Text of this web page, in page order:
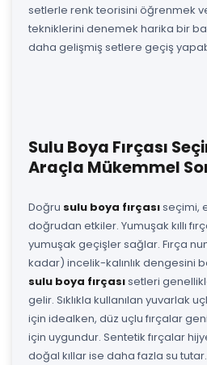
setlerle renk teorisini öğrenmek
tekniklerini denemek harika bir
daha gelişmiş setlere geçiş
Sulu Boya Fırçası
Araçla Mükemmel
Doğru sulu boya fırçasıseçimi,
doğrudan etkiler. Yumuşak kıllı
yumuşak geçişler sağlar. Fırça
kadar) incelik-kalınlık dengesini
sulu boya fırçasısetleri
gelir. Sıklıkla kullanılan yuvarlak
için idealken, düz uçlu fırçalar
için uygundur. Sentetik fırçalar
doğal kıllar ise daha fazla su